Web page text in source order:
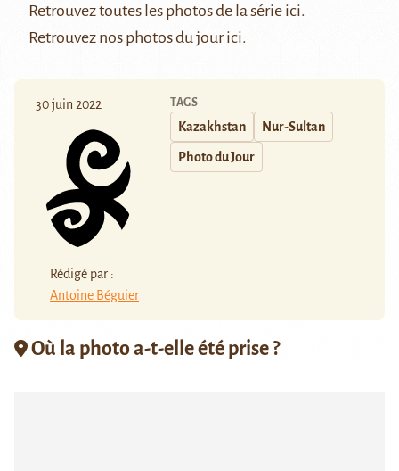
Retrouvez toutes les photos de la série ici.
Retrouvez nos photos du jourici.
30 juin 2022
Rédigé par :
Antoine Béguier
TAGS
Kazakhstan Nur-Sultan
Photo du Jour
Où la photo a-t-elle été prise ?